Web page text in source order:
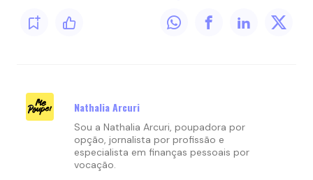
Nathalia Arcuri
Sou a Nathalia Arcuri, poupadora por
opção, jornalista por profissão e
especialista em finanças pessoais por
vocação.